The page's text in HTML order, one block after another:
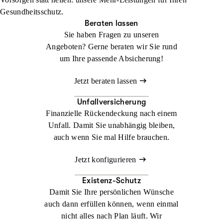
Jetzt konfigurieren Beraten lassen
Auslandsreisekrankenversicherung sind Sie weltweit bestens
Jetzt konfigurieren Beraten lassen
Gesundheitsschutz.
Beraten lassen
Sie haben Fragen zu unseren
Angeboten? Gerne beraten wir Sie rund
um Ihre passende Absicherung!
Jetzt beraten lassen
Unfallversicherung
Finanzielle Rückendeckung nach einem
Unfall. Damit Sie unabhängig bleiben,
auch wenn Sie mal Hilfe brauchen.
Jetzt konfigurieren
Existenz-Schutz
Damit Sie Ihre persönlichen Wünsche
auch dann erfüllen können, wenn einmal
nicht alles nach Plan läuft. Wir